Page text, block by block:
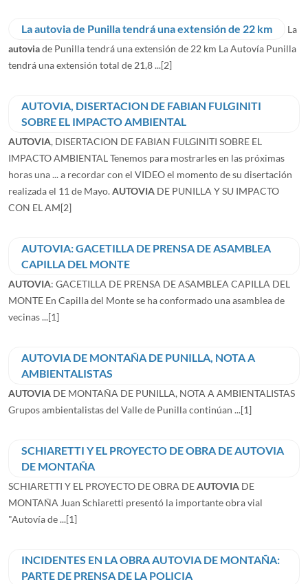
La autovia de Punilla tendrá una extensión de 22 km
La
autoviade Punilla tendrá una extensión de 22 km La Autovía Punilla
tendrá una extensión total de 21,8 ...[2]
AUTOVIA, DISERTACION DE FABIAN FULGINITI
SOBRE EL IMPACTO AMBIENTAL
AUTOVIA, DISERTACION DE FABIAN FULGINITI SOBRE EL
IMPACTO AMBIENTAL Tenemos para mostrarles en las próximas
horas una ... a recordar con el VIDEO el momento de su disertación
realizada el 11 de Mayo.AUTOVIA DE PUNILLA Y SU IMPACTO
CON EL AM[2]
AUTOVIA: GACETILLA DE PRENSA DE ASAMBLEA
CAPILLA DEL MONTE
AUTOVIA: GACETILLA DE PRENSA DE ASAMBLEA CAPILLA DEL
MONTE En Capilla del Monte se ha conformado una asamblea de
vecinas ...[1]
AUTOVIA DE MONTAÑA DE PUNILLA, NOTA A
AMBIENTALISTAS
AUTOVIA DE MONTAÑA DE PUNILLA, NOTA A AMBIENTALISTAS
Grupos ambientalistas del Valle de Punilla continúan ...[1]
SCHIARETTI Y EL PROYECTO DE OBRA DE AUTOVIA
DE MONTAÑA
SCHIARETTI Y EL PROYECTO DE OBRA DEAUTOVIA DE
MONTAÑA Juan Schiaretti presentó la importante obra vial
"Autovía de ...[1]
INCIDENTES EN LA OBRA AUTOVIA DE MONTAÑA:
PARTE DE PRENSA DE LA POLICIA